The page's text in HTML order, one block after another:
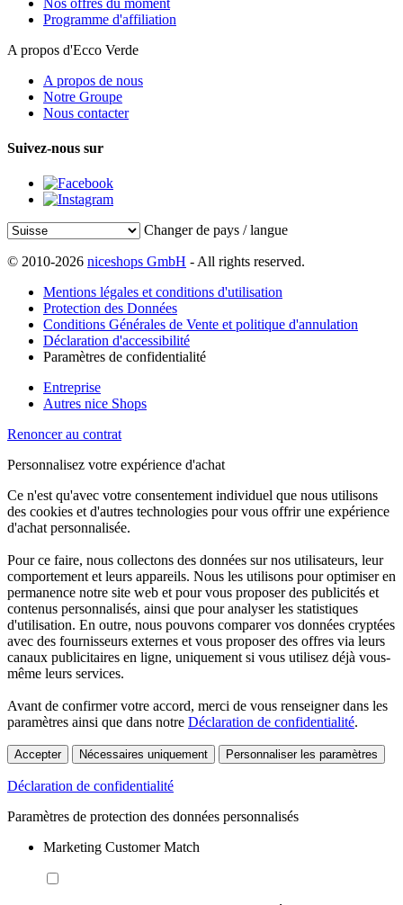
Programme d'affiliation
A propos d'Ecco Verde
A propos de nous
Notre Groupe
Nous contacter
Suivez-nous sur
Changer de pays / langue
© 2010-2026 niceshops GmbH - All rights reserved.
Mentions légales et conditions d'utilisation
Protection des Données
Conditions Générales de Vente et politique d'annulation
Déclaration d'accessibilité
Paramètres de confidentialité
Entreprise
Autres nice Shops
Renoncer au contrat
Personnalisez votre expérience d'achat
Ce n'est qu'avec votre consentement individuel que nous utilisons
des cookies et d'autres technologies pour vous offrir une expérience
d'achat personnalisée.
Pour ce faire, nous collectons des données sur nos utilisateurs, leur
comportement et leurs appareils. Nous les utilisons pour optimiser en
permanence notre site web et pour vous proposer des publicités et
contenus personnalisés, ainsi que pour analyser les statistiques
d'utilisation. En outre, nous pouvons comparer vos données cryptées
avec des fournisseurs externes et vous proposer des offres via leurs
canaux publicitaires en ligne, uniquement si vous utilisez déjà vous-
même leurs services.
Avant de confirmer votre accord, merci de vous renseigner dans les
paramètres ainsi que dans notre Déclaration de confidentialité.
Accepter Nécessaires uniquement Personnaliser les paramètres
Déclaration de confidentialité
Paramètres de protection des données personnalisés
Marketing Customer Match